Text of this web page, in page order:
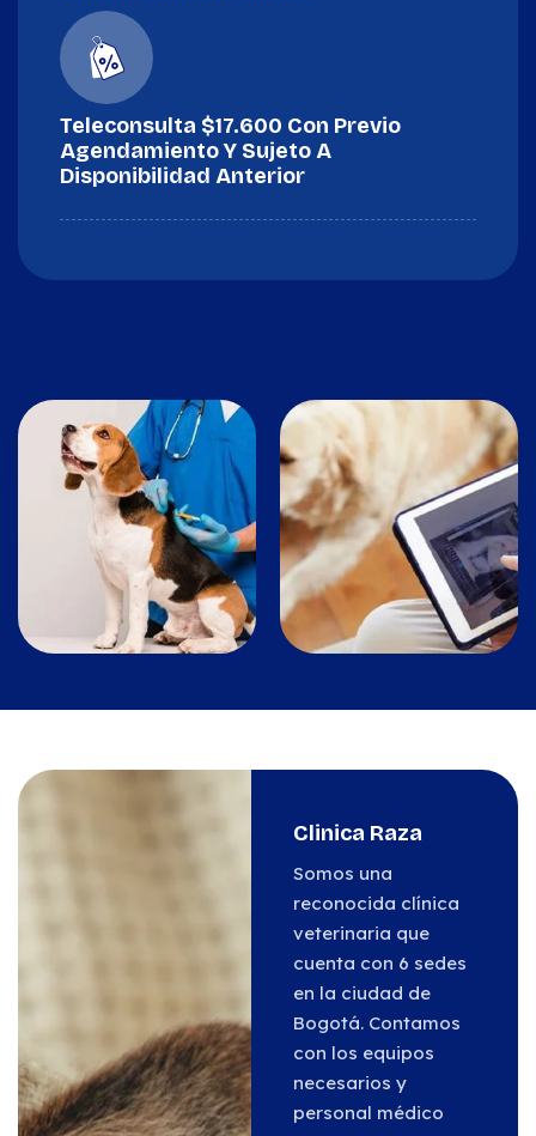
Teleconsulta $17.600 Con Previo
Agendamiento Y Sujeto A
Disponibilidad Anterior
Clinica Raza
Somos una
reconocida clínica
veterinaria que
cuenta con 6 sedes
en la ciudad de
Bogotá. Contamos
con los equipos
necesarios y
personal médico